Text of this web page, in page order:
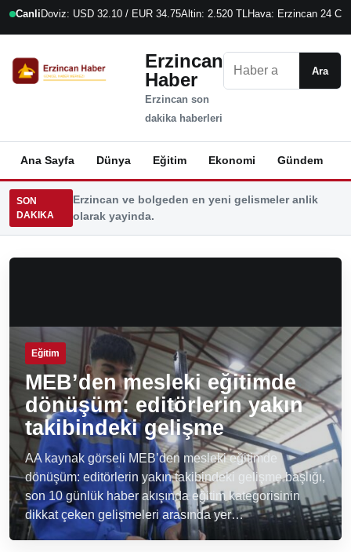
Canli Doviz: USD 32.10 / EUR 34.75Altin: 2.520 TLHava: Erzincan 24 C
Erzincan
Haber
Erzincan son
dakika haberleri
Ara
Ana Sayfa Dünya Eğitim Ekonomi Gündem
SON
DAKIKA
Erzincan ve bolgeden en yeni gelismeler anlik
olarak yayinda.
Eğitim
MEB’den mesleki eğitimde
dönüşüm: editörlerin yakın
takibindeki gelişme
AA kaynak görseli MEB’den mesleki eğitimde
dönüşüm: editörlerin yakın takibindeki gelişme başlığı,
son 10 günlük haber akışında eğitim kategorisinin
dikkat çeken gelişmeleri arasında yer…